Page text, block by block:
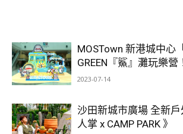
MOSTown 新港城中心
GREEN『鯊』灘玩樂營
2023-07-14
沙田新城市廣場 全新
人掌 x CAMP PARK 》